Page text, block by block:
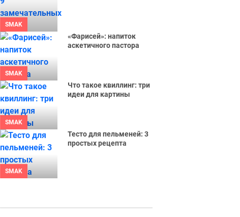
SMAK
SMAK
«Фарисей»: напиток
аскетичного пастора
SMAK
Что такое квиллинг: три
идеи для картины
SMAK
Тесто для пельменей: 3
простых рецепта